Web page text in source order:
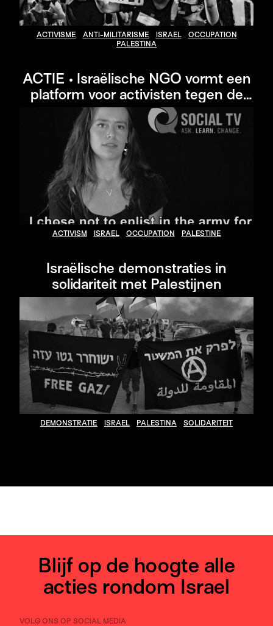
ACTIVISME ANTI-MILITARISME ISRAEL
OCCUPATION
PALESTINA
ACTIE • Israëlische NGO vormt een
platform voor activisten tegen de
bezetting
ACTIVISM ISRAEL OCCUPATION PALESTINE
Israëlische demonstraties in
solidariteit met Palestijnen
DEMONSTRATIE ISRAEL PALESTINA SOLIDARITEIT
Blijf op de hoogte alle
acties rondom Israel
VOLG ONS OP SOCIAL MEDIA